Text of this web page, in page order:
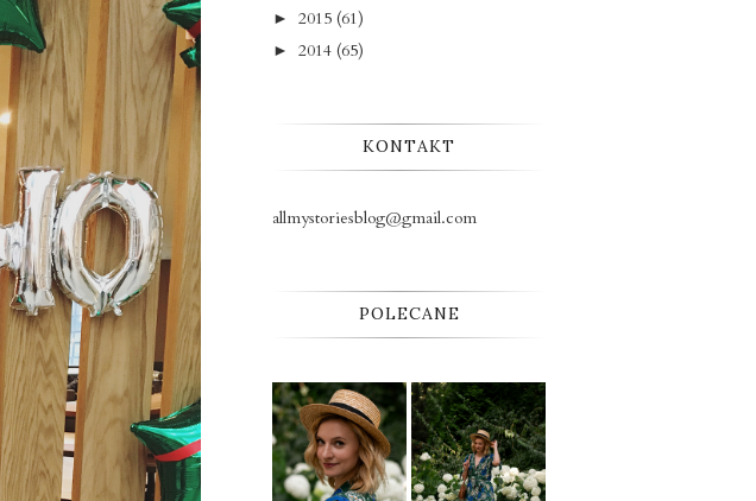
► 2015 (61)
► 2014 (65)
KONTAKT
allmystoriesblog@gmail.com
POLECANE